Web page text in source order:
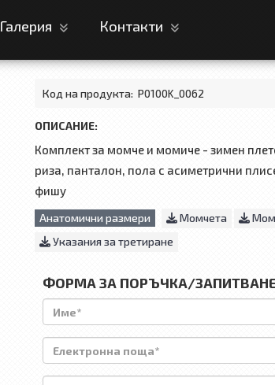
Галерия Контакти
Код на продукта: P0100K_0062
ОПИСАНИЕ:
Комплект за момче и момиче - зимен
риза, панталон, пола с асиметрични
фишу
Анатомични размери Момчета
Указания за третиране
ФОРМА ЗА ПОРЪЧКА/